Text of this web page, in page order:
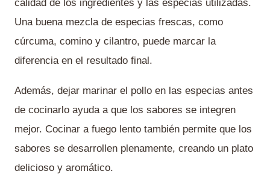
calidad de los ingredientes y las especias utilizadas.
Una buena mezcla de especias frescas, como
cúrcuma, comino y cilantro, puede marcar la
diferencia en el resultado final.
Además, dejar marinar el pollo en las especias antes
de cocinarlo ayuda a que los sabores se integren
mejor. Cocinar a fuego lento también permite que los
sabores se desarrollen plenamente, creando un plato
delicioso y aromático.